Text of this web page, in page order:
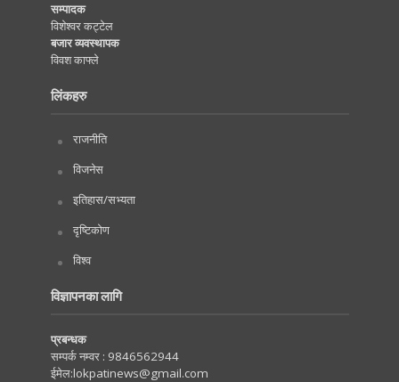
सम्पादक
विशेश्वर कट्टेल
बजार व्यवस्थापक
विवश काफ्ले
लिंकहरु
राजनीति
विजनेस
इतिहास/सभ्यता
दृष्टिकोण
विश्व
विज्ञापनका लागि
प्रबन्धक
सम्पर्क नम्वर : 9846562944
ईमेल:lokpatinews@gmail.com